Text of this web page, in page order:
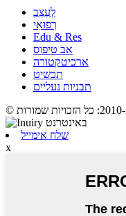
לְעַצֵב
רְפוּאִי
Edu & Res
אב טיפוס
ארכיטקטורה
תכשיט
תבניות נעליים
שלח אימייל
x